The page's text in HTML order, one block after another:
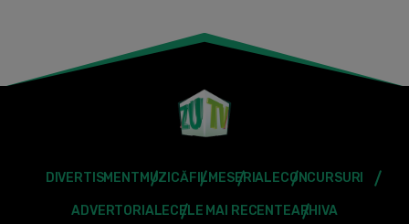
DIVERTISMENT MUZICĂFILMESERIALECONCURSURI
ADVERTORIALECELE MAI RECENTEARHIVA